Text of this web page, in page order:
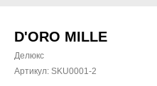
D'ORO MILLE
Делюкс
Артикул: SKU0001-2